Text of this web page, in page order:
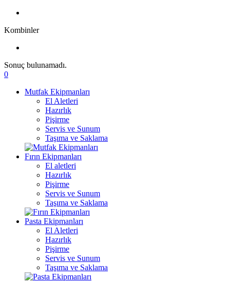
Kombinler
Sonuç bulunamadı.
0
Mutfak Ekipmanları
El Aletleri
Hazırlık
Pişirme
Servis ve Sunum
Taşıma ve Saklama
Fırın Ekipmanları
El aletleri
Hazırlık
Pişirme
Servis ve Sunum
Taşıma ve Saklama
Pasta Ekipmanları
El Aletleri
Hazırlık
Pişirme
Servis ve Sunum
Taşıma ve Saklama